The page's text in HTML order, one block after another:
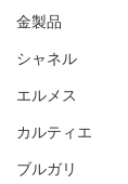
金製品
シャネル
エルメス
カルティエ
ブルガリ